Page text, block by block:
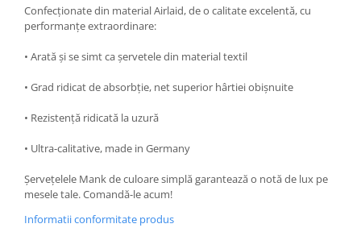
DECOR PRIMAVARA
DECOR VARA
DECOR TOAMNA
DECOR IARNA
TEMATICA FLORALA
DECOR OKTOBER FEST
Confecționate din material Airlaid, de o calitate excelentă, cu
performanțe extraordinare:
• Arată și se simt ca șervetele din material textil
• Grad ridicat de absorbție, net superior hârtiei obișnuite
• Rezistență ridicată la uzură
• Ultra-calitative, made in Germany
Șervețelele Mank de culoare simplă garantează o notă de lux pe
mesele tale. Comandă-le acum!
Informatii conformitate produs